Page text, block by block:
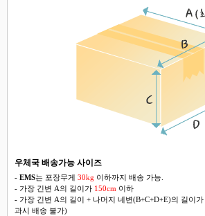
우체국 배송가능 사이즈
- EMS는 포장무게 30kg 이하까지 배송 가능.
- 가장 긴변 A의 길이가 150cm 이하
- 가장 긴변 A의 길이 + 나머지 네변(B+C+D+E)의 길이가
과시 배송 불가)